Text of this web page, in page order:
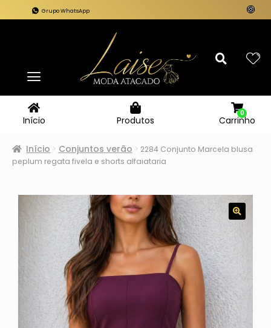
Grupo WhatsApp
Início Produtos Carrinho
0
Início Conjuntos verão
2284 Conjunto Marcela blusa
peplum regata fivela e shorts alfaiataria